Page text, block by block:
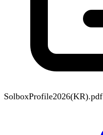
SolboxProfile2026(KR).pdf